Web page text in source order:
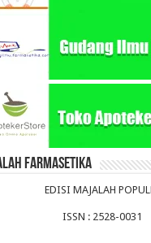
Farmasetika
EDISI MAJALAH
ISSN : 2528-0031